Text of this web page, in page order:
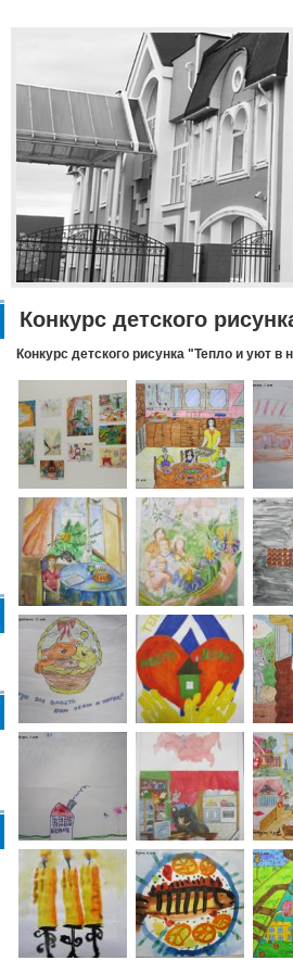
Конкурс детского
Конкурс детского рисунка "Тепло и уют